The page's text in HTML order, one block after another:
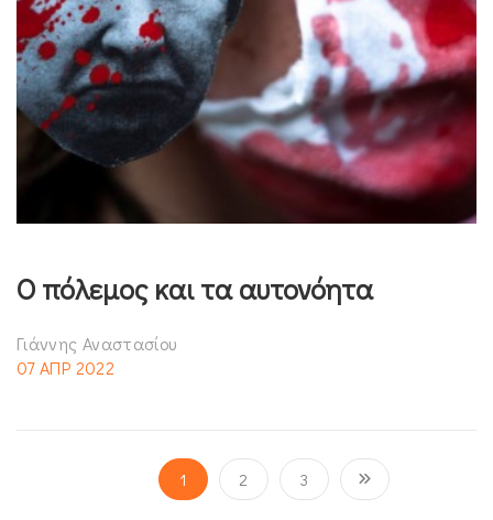
Ο πόλεμος και τα αυτονόητα
Γιάννης Αναστασίου
07 ΑΠΡ 2022
1 2 3